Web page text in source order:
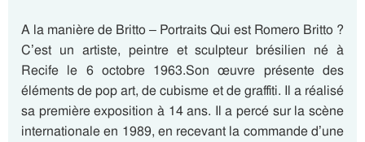
A la manière de Britto – Portraits Qui est Romero Britto ?
C’est un artiste, peintre et sculpteur brésilien né à
Recife le 6 octobre 1963.Son œuvre présente des
éléments de pop art, de cubisme et de graffiti. Il a réalisé
sa première exposition à 14 ans. Il a percé sur la scène
internationale en 1989, en recevant la commande d’une